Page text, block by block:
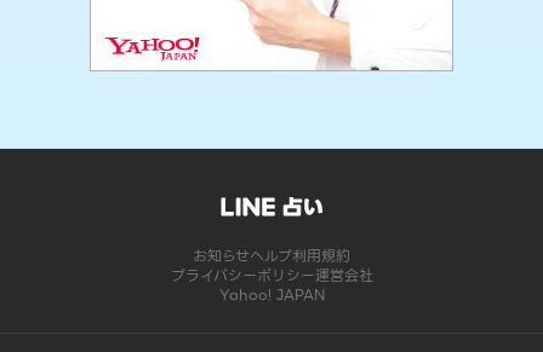
お知らせヘルプ利用規約
プライバシーポリシー運営会社
Yahoo! JAPAN